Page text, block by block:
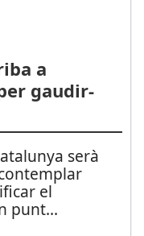
a
gaudir-
serà
el
punt...